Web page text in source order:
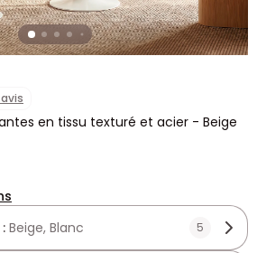
en tissu texturé et acier - Beige
Beige, Blanc 5